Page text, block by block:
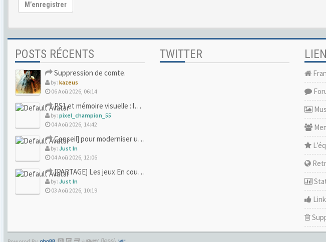
M’enregistrer
POSTS RÉCENTS
Suppression de comte.
by: kazeus
06 Aoû 2026, 06:14
PS1 et mémoire visuelle : le jeu qui vous a soufflé la premi
by: pixel_champion_55
04 Aoû 2026, 14:42
Conseil] pour moderniser un site (un peu trop) rétro
by: Just In
04 Aoû 2026, 12:06
[PARTAGE] Les jeux En cours/Terminés
by: Just In
03 Aoû 2026, 10:19
TWITTER